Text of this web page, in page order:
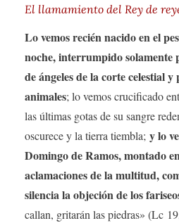
El llamamiento del Rey de
Lo vemos recién nacido en el
noche, interrumpido solamente
de ángeles de la corte celestial
animales; lo vemos crucificado
las últimas gotas de su sangre
oscurece y la tierra tiembla; y lo
Domingo de Ramos, montado
aclamaciones de la multitud,
silencia la objeción de los
callan, gritarán las piedras» (Lc